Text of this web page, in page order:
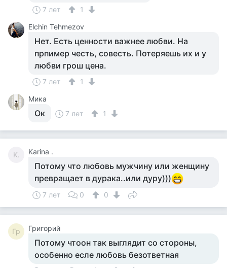
7 лет
1
Elchin Tehmezov
Нет. Есть ценности важнее любви. На
прпимер честь, совесть. Потеряешь их и у
любви грош цена.
7 лет
1
Мика
Ок 7 лет 1
K. Karina .
Потому что любовь мужчину или женщину
превращает в дурака..или дуру)))
7 лет 0 0
Гр Григорий
Потому чтоон так выглядит со стороны,
особенно есле любовь безответная